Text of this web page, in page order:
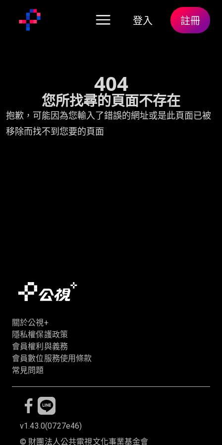
登入 註冊
404
您所找尋的頁面不存在
抱歉，可能因為您輸入了錯誤的網址或是此頁面已被
移除而找不到您要的頁面
關於公視+
隱私權保護政策
會員權利與義務
會員數位服務使用條款
常見問題
v1.43.0(0727e46)
© 財團法人公共電視文化事業基金會